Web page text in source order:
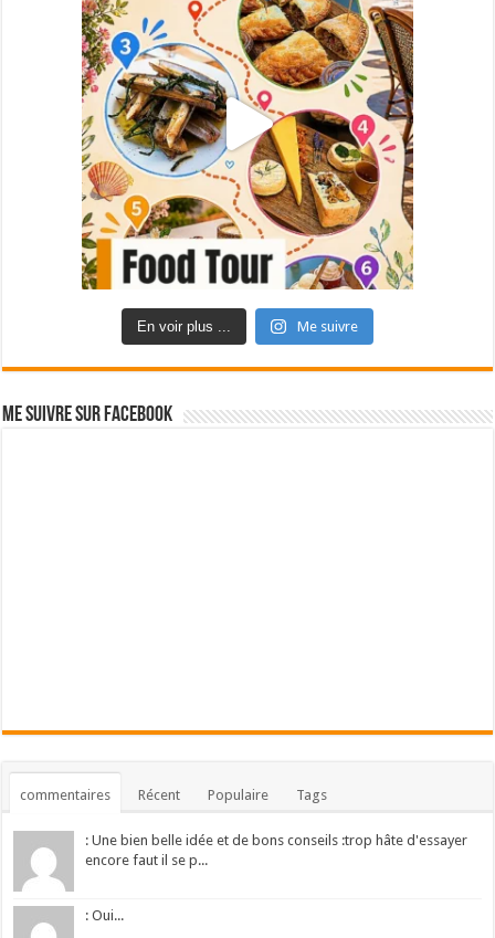
En voir plus ... Me suivre
Me suivre sur Facebook
commentaires Récent Populaire Tags
: Une bien belle idée et de bons conseils :trop hâte d'essayer
encore faut il se p...
: Oui...